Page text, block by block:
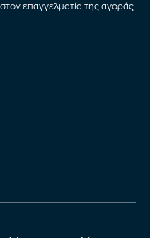
επαγγελματία της αγοράς